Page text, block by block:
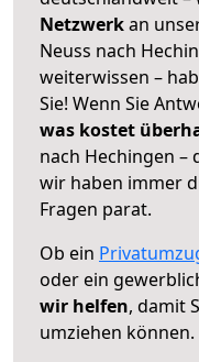
Netzwerkan
Neuss nach
weiterwissen –
Sie! Wenn Sie
was kostet
nach Hechingen –
wir haben immer
Fragen parat.
Ob ein
oder ein
wir helfen, damit
umziehen können.